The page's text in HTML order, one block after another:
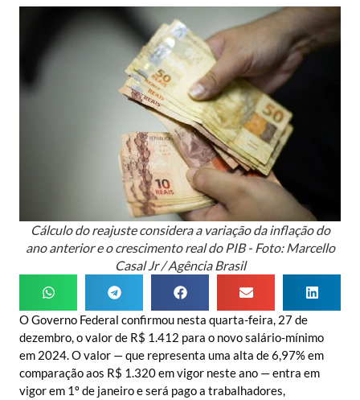
Cálculo do reajuste considera a variação da inflação do
ano anterior e o crescimento real do PIB - Foto: Marcello
Casal Jr / Agência Brasil
O Governo Federal confirmou nesta quarta-feira, 27 de
dezembro, o valor de R$ 1.412 para o novo salário-mínimo
em 2024. O valor — que representa uma alta de 6,97% em
comparação aos R$ 1.320 em vigor neste ano — entra em
vigor em 1º de janeiro e será pago a trabalhadores,